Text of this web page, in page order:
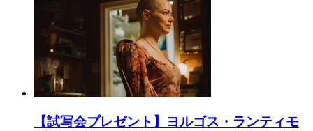
【試写会プレゼント】ヨルゴス・ランティモ